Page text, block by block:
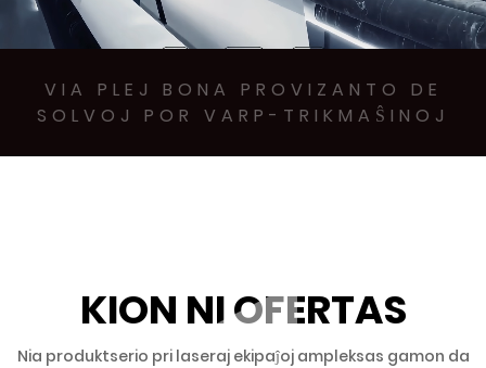
VIA PLEJ BONA PROVIZANTO DE
SOLVOJ POR VARP-TRIKMAŜINOJ
KION NI OFERTAS
Nia produktserio pri laseraj ekipaĵoj ampleksas gamon da